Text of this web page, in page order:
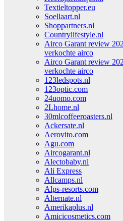
Textieltopper.eu
Soellaart.nl
Shoppartners.nl
Countrylifestyle.nl
Airco Garant review
verkochte airco
Airco Garant review
verkochte airco
123ledspots.nl
123optic.com
24uomo.com
2Lhome.nl
30mlcoffeeroasters.nl
Ackersate.nl
Aerovito.com
Agu.com
Aircogarant.nl
Alectobaby.nl
Ali Express
Allcamps.nl
Alps-resorts.com
Alternate.nl
Amerikaplus.nl
Amicicosmetics.com